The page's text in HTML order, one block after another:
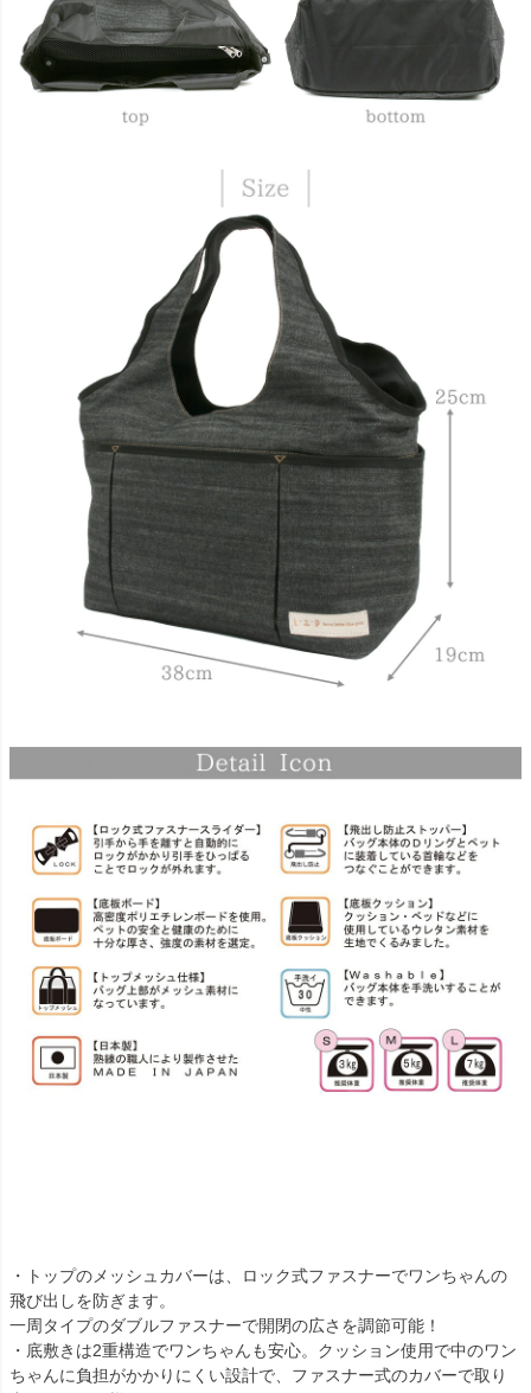
・トップのメッシュカバーは、ロック式ファスナーでワンちゃんの
飛び出しを防ぎます。
一周タイプのダブルファスナーで開閉の広さを調節可能！
・底敷きは2重構造でワンちゃんも安心。クッション使用で中のワン
ちゃんに負担がかかりにくい設計で、ファスナー式のカバーで取り